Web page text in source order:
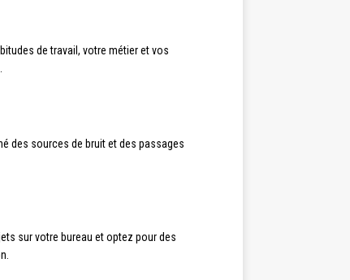
de travail, votre métier et vos
des sources de bruit et des passages
sur votre bureau et optez pour des